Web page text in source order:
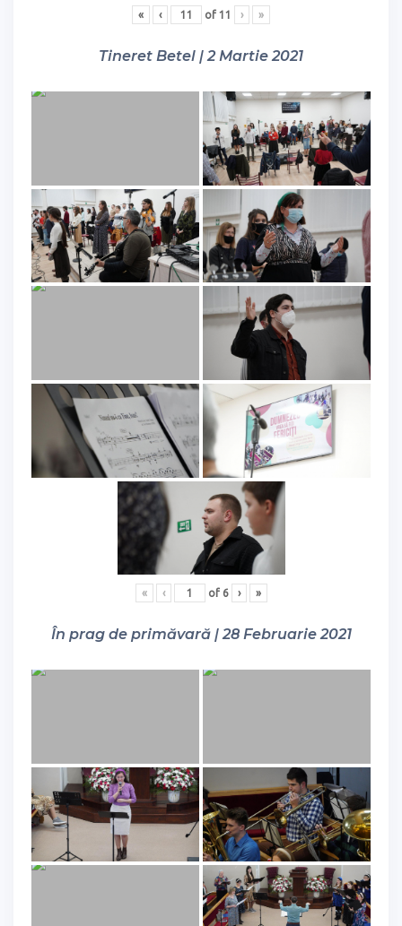
« ‹ of 11 › »
Tineret Betel | 2 Martie 2021
« ‹ of 6 › »
În prag de primăvară | 28 Februarie 2021